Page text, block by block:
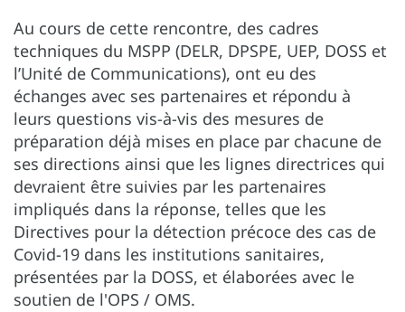
Au cours de cette rencontre, des cadres
techniques du MSPP (DELR, DPSPE, UEP, DOSS et
l’Unité de Communications), ont eu des
échanges avec ses partenaires et répondu à
leurs questions vis-à-vis des mesures de
préparation déjà mises en place par chacune de
ses directions ainsi que les lignes directrices qui
devraient être suivies par les partenaires
impliqués dans la réponse, telles que les
Directives pour la détection précoce des cas de
Covid-19 dans les institutions sanitaires,
présentées par la DOSS, et élaborées avec le
soutien de l'OPS / OMS.